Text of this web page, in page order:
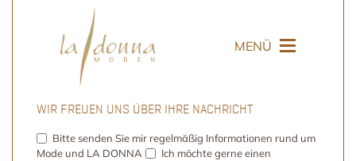
MENÜ
WIR FREUEN UNS ÜBER IHRE NACHRICHT
Bitte senden Sie mir regelmäßig Informationen rund um
Mode und LA DONNA
Ich möchte gerne einen